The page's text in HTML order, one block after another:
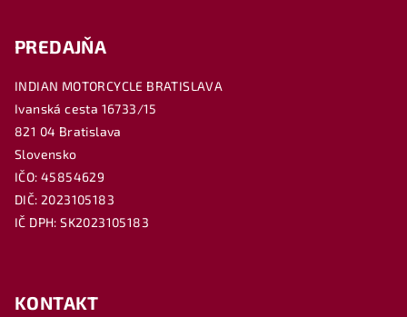
PREDAJŇA
INDIAN MOTORCYCLE BRATISLAVA
Ivanská cesta 16733/15
821 04 Bratislava
Slovensko
IČO: 45854629
DIČ: 2023105183
IČ DPH: SK2023105183
KONTAKT